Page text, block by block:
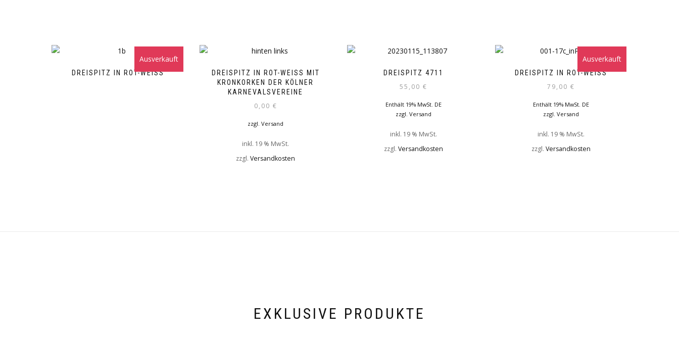
DREISPITZ IN ROT-WEISS
Ausverkauft
DREISPITZ IN ROT-WEISS MIT K
RONKORKEN DER KÖLNER K
ARNEVALSVEREINE
0,00 €
zzgl.Versand
inkl. 19 % MwSt.
zzgl.Versandkosten
DREISPITZ 4711
55,00 €
Enthält 19% MwSt. DE
zzgl. Versand
inkl. 19 % MwSt.
zzgl. Versandkosten
DREISPITZ IN ROT-WEISS
79,00€
Enthält 19% MwSt. DE
zzgl.Versand
Ausverkauft
inkl. 19 % MwSt.
zzgl.Versandkosten
EXKLUSIVE PRODUKTE